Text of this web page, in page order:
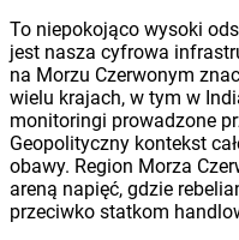
To niepokojąco wysoki
jest nasza cyfrowa
na Morzu Czerwonym
wielu krajach, w tym w
monitoringi prowadzone
Geopolityczny kontekst
obawy. Region Morza
areną napięć, gdzie
przeciwko statkom